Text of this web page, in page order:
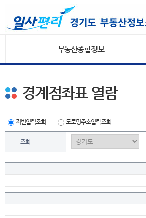
부동산종합정보
경계점좌표 열람
지번입력조회 도로명주소입력조회
조회